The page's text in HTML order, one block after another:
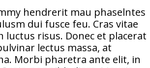
hendrerit mau phaselntes
dui fusce feu. Cras vitae
luctus risus. Donec et placerat
lectus massa, at
Morbi pharetra ante elit, in